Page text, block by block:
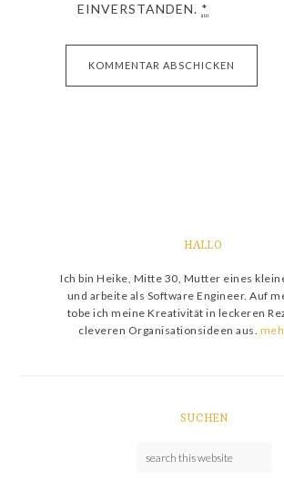
EINVERSTANDEN. *
HALLO
Ich bin Heike, Mitte 30, Mutter eines
und arbeite als Software Engineer. Auf
tobe ich meine Kreativität in leckeren
cleveren Organisationsideen aus.
SUCHEN